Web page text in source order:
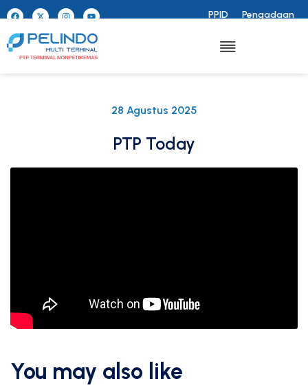
PPID Pengadaan
28 Agustus 2025
PTP Today
You may also like